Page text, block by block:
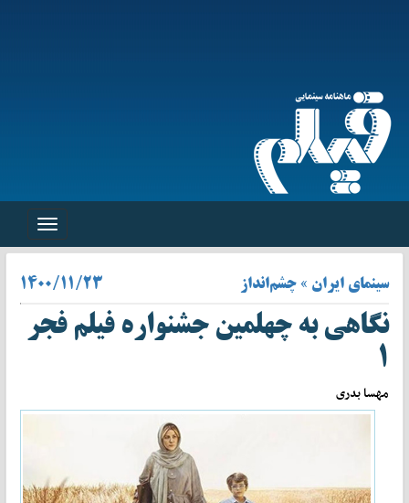
Toggle
سینمای ایران » چشم‌انداز ۱۴۰۰/۱۱/۲۳
نگاهی به چهلمین جشنواره فیلم فجر
۱
مهسا بدری